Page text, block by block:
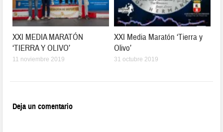
XXI MEDIA MARATÓN
‘TIERRA Y OLIVO’
11 noviembre 2019
XXI Media Maratón ‘Tierra y
Olivo’
31 octubre 2019
Deja un comentario